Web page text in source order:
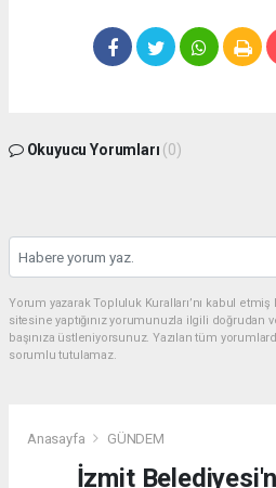
Okuyucu Yorumları (0)
Yorum yazarak Topluluk Kuralları’nı kabul
sitesine yaptığınız yorumunuzla ilgili doğrudan
başınıza üstleniyorsunuz. Yazılan tüm
sorumlu tutulamaz.
Anasayfa GÜNDEM
İzmit